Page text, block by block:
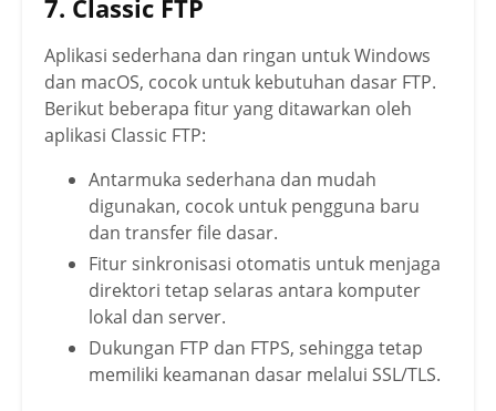
7. Classic FTP
Aplikasi sederhana dan ringan untuk Windows
dan macOS, cocok untuk kebutuhan dasar FTP.
Berikut beberapa fitur yang ditawarkan oleh
aplikasi Classic FTP:
Antarmuka sederhana dan mudah
digunakan, cocok untuk pengguna baru
dan transfer file dasar.
Fitur sinkronisasi otomatis untuk menjaga
direktori tetap selaras antara komputer
lokal dan server.
Dukungan FTP dan FTPS, sehingga tetap
memiliki keamanan dasar melalui SSL/TLS.